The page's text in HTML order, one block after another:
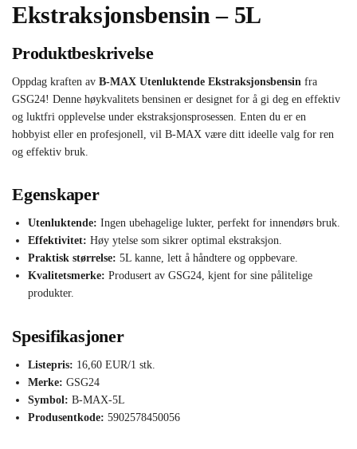
Ekstraksjonsbensin – 5L
Produktbeskrivelse
Oppdag kraften av B-MAX Utenluktende Ekstraksjonsbensin fra
GSG24! Denne høykvalitets bensinen er designet for å gi deg en effektiv
og luktfri opplevelse under ekstraksjonsprosessen. Enten du er en
hobbyist eller en profesjonell, vil B-MAX være ditt ideelle valg for ren
og effektiv bruk.
Egenskaper
Utenluktende: Ingen ubehagelige lukter, perfekt for innendørs bruk.
Effektivitet: Høy ytelse som sikrer optimal ekstraksjon.
Praktisk størrelse: 5L kanne, lett å håndtere og oppbevare.
Kvalitetsmerke: Produsert av GSG24, kjent for sine pålitelige
produkter.
Spesifikasjoner
Listepris: 16,60 EUR/1 stk.
Merke: GSG24
Symbol: B-MAX-5L
Produsentkode: 5902578450056